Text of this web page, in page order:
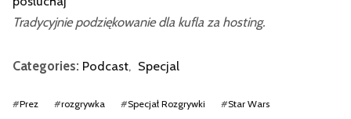
Tradycyjnie podziękowanie dla kufla za hosting.
Categories: Podcast, Specjal
#Prez #rozgrywka #Specjał Rozgrywki #Star Wars